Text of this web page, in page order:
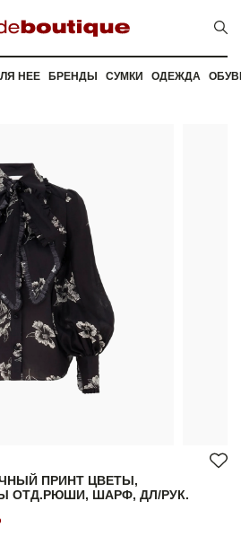
НЕЕ БРЕНДЫ СУМКИ ОДЕЖДА
ПРИНТ ЦВЕТЫ,
ОТД.РЮШИ, ШАРФ, ДЛ/РУК.